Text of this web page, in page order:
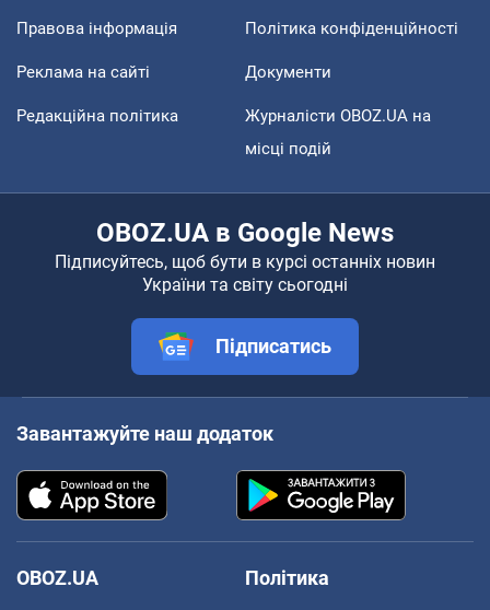
Правова інформація Політика конфіденційності
Реклама на сайті Документи
Редакційна політика
Журналісти OBOZ.UA на
місці подій
OBOZ.UA в Google News
Підписуйтесь, щоб бути в курсі останніх новин
України та світу сьогодні
Підписатись
Завантажуйте наш додаток
OBOZ.UA
Політика